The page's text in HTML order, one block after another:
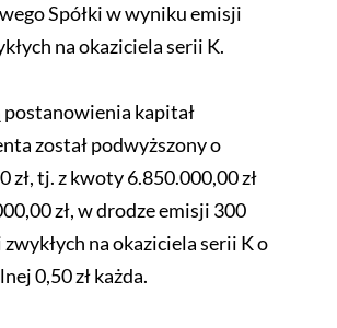
Spółki w wyniku emisji
na okaziciela serii K.
postanowienia kapitał
został podwyższony o
zł, tj. z kwoty 6.850.000,00 zł
zł, w drodze emisji 300
na okaziciela serii K o
0,50 zł każda.